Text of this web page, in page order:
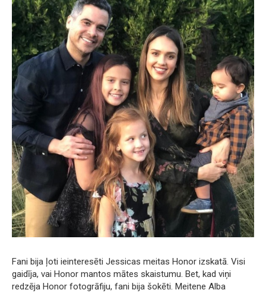
Fani bija ļoti ieinteresēti Jessicas meitas Honor izskatā. Visi
gaidīja, vai Honor mantos mātes skaistumu. Bet, kad viņi
redzēja Honor fotogrāfiju, fani bija šokēti. Meitene Alba